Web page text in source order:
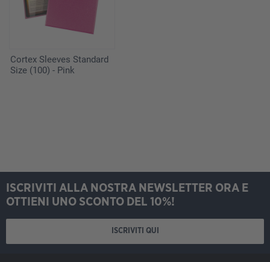
Cortex Sleeves Standard
Size (100) - Pink
ISCRIVITI ALLA NOSTRA NEWSLETTER ORA E
OTTIENI UNO SCONTO DEL 10%!
ISCRIVITI QUI